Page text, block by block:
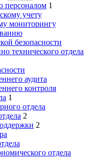
персоналом 1
учету
мониторингу
безопасности
технического отдела
аудита
контроля
1
отдела
2
2
отдела